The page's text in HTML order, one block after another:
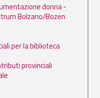
donna -
Bolzano/Bozen
per la biblioteca
provinciali